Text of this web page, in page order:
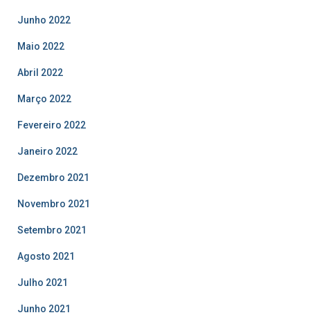
Junho 2022
Maio 2022
Abril 2022
Março 2022
Fevereiro 2022
Janeiro 2022
Dezembro 2021
Novembro 2021
Setembro 2021
Agosto 2021
Julho 2021
Junho 2021